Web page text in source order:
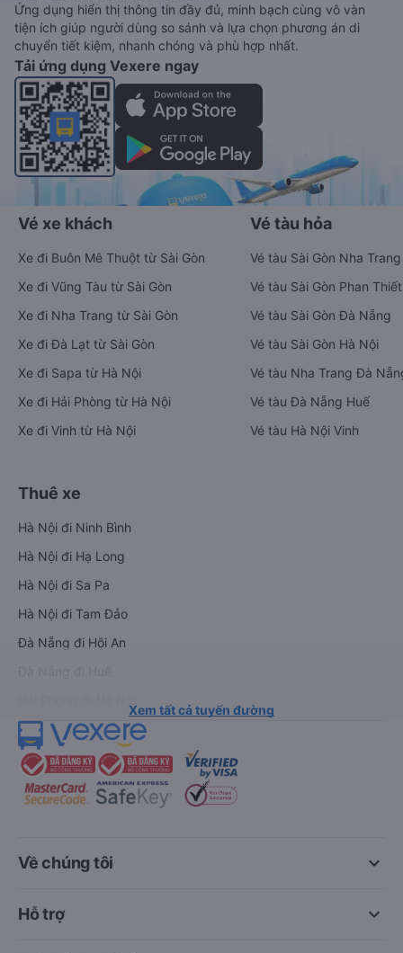
Ứng dụng hiển thị thông tin đầy đủ, minh bạch cùng vô vàn
tiện ích giúp người dùng so sánh và lựa chọn phương án di
chuyển tiết kiệm, nhanh chóng và phù hợp nhất.
Tải ứng dụng Vexere ngay
Vé xe khách
Xe đi Buôn Mê Thuột từ Sài Gòn
Xe đi Vũng Tàu từ Sài Gòn
Xe đi Nha Trang từ Sài Gòn
Xe đi Đà Lạt từ Sài Gòn
Xe đi Sapa từ Hà Nội
Xe đi Hải Phòng từ Hà Nội
Xe đi Vinh từ Hà Nội
Vé tàu hỏa
Vé tàu Sài Gòn Nha Trang
Vé tàu Sài Gòn Phan Thiết
Vé tàu Sài Gòn Đà Nẵng
Vé tàu Sài Gòn Hà Nội
Vé tàu Nha Trang Đà
Vé tàu Đà Nẵng Huế
Vé tàu Hà Nội Vinh
Thuê xe
Hà Nội đi Ninh Bình
Hà Nội đi Hạ Long
Hà Nội đi Sa Pa
Hà Nội đi Tam Đảo
Đà Nẵng đi Hội An
Xem tất cả tuyến đường
keyboard_arrow_down
Về chúng tôi
keyboard_arrow_down
Hỗ trợ